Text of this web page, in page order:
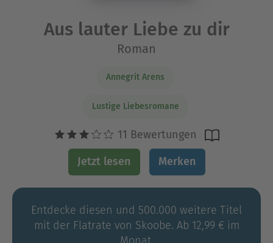
Aus lauter Liebe zu dir
Roman
Annegrit Arens
Lustige Liebesromane
11 Bewertungen
Jetzt lesen Merken
Entdecke diesen und 500.000 weitere Titel
mit der Flatrate von Skoobe. Ab 12,99 € im